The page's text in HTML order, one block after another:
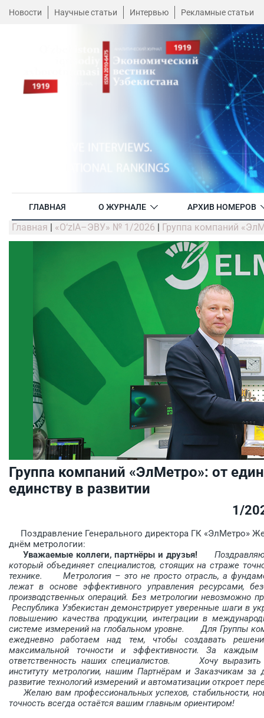
Новости Научные статьи Интервью Рекламные статьи
ГЛАВНАЯ О ЖУРНАЛЕ АРХИВ НОМЕРОВ
Главная | «O‘zIA–ЭВУ» № 1/2026 | Группа компаний
Группа компаний «ЭлМетро»: от
единству в развитии
1/
Поздравление Генерального директора ГК «ЭлМетро»
днём метрологии:
Уважаемые коллеги, партнёры и друзья!
Поздравляю
который объединяет специалистов, стоящих на страже
технике.
Метрология – это не просто отрасль, а
лежат в основе эффективного управления ресурсами,
производственных операций. Без метрологии невозможно
Республика Узбекистан демонстрирует уверенные шаги в
повышению качества продукции, интеграции в
системе измерений на глобальном уровне.
Для Группы
ежедневно работаем над тем, чтобы создавать
максимальной точности и эффективности. За
ответственность наших специалистов.
Хочу выразить
институту метрологии, нашим Партнёрам и Заказчикам
развитие технологий измерений и автоматизации откроет
Желаю вам профессиональных успехов, стабильности,
точность всегда остаётся вашим главным ориентиром!